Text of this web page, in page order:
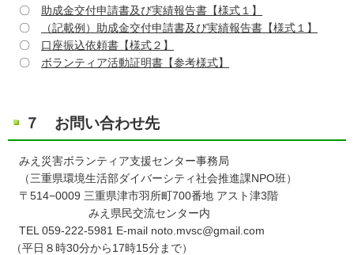
〇 助成金交付申請書及び実績報告書【様式１】
〇
（記載例）助成金交付申請書及び実績報告書【様式１】
〇 口座振込依頼書【様式２】
〇 ボランティア活動証明書【参考様式】
７ お問い合わせ先
みえ災害ボランティア支援センター事務局
（三重県環境生活部ダイバーシティ社会推進課NPO班）
〒514−0009 三重県津市羽所町700番地 アスト津3階
みえ県民交流センター内
TEL 059-222-5981 E-mail noto.mvsc@gmail.com
（平日８時30分から17時15分まで）